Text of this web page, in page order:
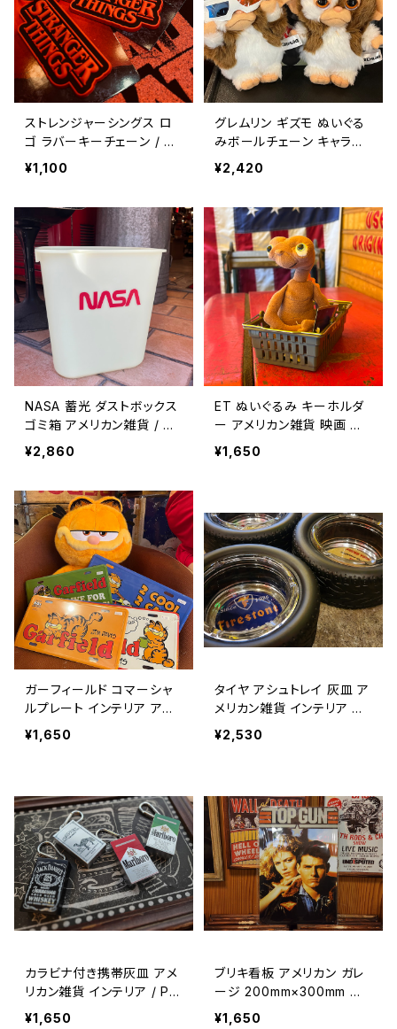
ストレンジャーシングス ロ
ゴ ラバーキーチェーン / ST
RANGER THINGS LOGO
RUBBER KEY CHAIN 【E1
¥1,100
グレムリン ギズモ ぬいぐる
みボールチェーン キャラク
ター アメリカン雑貨 キーリ
ング / GREMLINS GIZMO
7】
¥2,420
NASA 蓄光 ダストボックス
ゴミ箱 アメリカン雑貨 / NA
SA 12L DUST BOX GLO
W IN THE DARK【A1151】
¥2,860
ET ぬいぐるみ キーホルダ
ー アメリカン雑貨 映画 ア
メカジ 人形 / E.T. PLUSH
Key Chain key holder k
¥1,650
ガーフィールド コマーシャ
ルプレート インテリア アメ
リカン雑貨 / GARFIELD C
OMMERCIAL PLATE【A115
¥1,650
タイヤ アシュトレイ 灰皿 ア
メリカン雑貨 インテリア ガ
レージ / TIRE ASHTRAY
GARAGE INTERIOR 【A114
¥2,530
カラビナ付き携帯灰皿 アメ
リカン雑貨 インテリア / Po
rtable Ashtray with Cara
¥1,650
ブリキ看板 アメリカン ガレ
ージ 200mm×300mm ア
メリカン雑貨 レトロ 壁掛け
¥1,650